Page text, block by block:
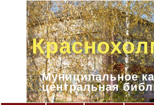
Муниципальное
центральная